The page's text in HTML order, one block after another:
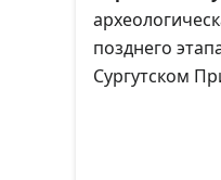
позднего
Сургутском